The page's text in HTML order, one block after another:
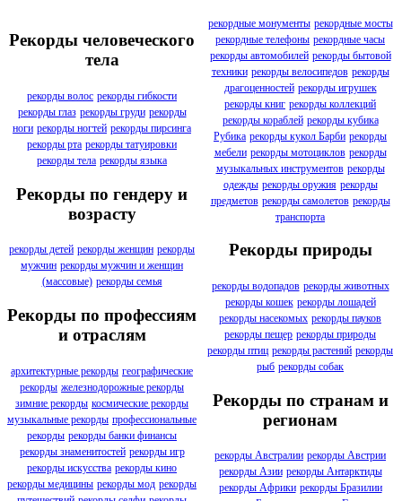
Рекорды человеческого
тела
рекорды волос рекорды гибкости
рекорды глаз рекорды груди рекорды
ноги рекорды ногтей рекорды пирсинга
рекорды рта рекорды татуировки
рекорды тела рекорды языка
Рекорды по гендеру и
возрасту
рекорды детей рекорды женщин рекорды
мужчин рекорды мужчин и женщин
(массовые) рекорды семья
Рекорды по профессиям
и отраслям
архитектурные рекорды географические
рекорды железнодорожные рекорды
зимние рекорды космические рекорды
музыкальные рекорды профессиональные
рекорды рекорды банки финансы
рекорды знаменитостей рекорды игр
рекорды искусства рекорды кино
рекорды медицины рекорды мод рекорды
рекордные монументы рекордные мосты
рекордные телефоны рекордные часы
рекорды автомобилей рекорды бытовой
техники рекорды велосипедов рекорды
драгоценностей рекорды игрушек
рекорды книг рекорды коллекций
рекорды кораблей рекорды кубика
Рубика рекорды кукол Барби рекорды
мебели рекорды мотоциклов рекорды
музыкальных инструментов рекорды
одежды рекорды оружия рекорды
предметов рекорды самолетов рекорды
транспорта
Рекорды природы
рекорды водопадов рекорды животных
рекорды кошек рекорды лошадей
рекорды насекомых рекорды пауков
рекорды пещер рекорды природы
рекорды птиц рекорды растений рекорды
рыб рекорды собак
Рекорды по странам и
регионам
рекорды Австралии рекорды Австрии
рекорды Азии рекорды Антарктиды
рекорды Африки рекорды Бразилии